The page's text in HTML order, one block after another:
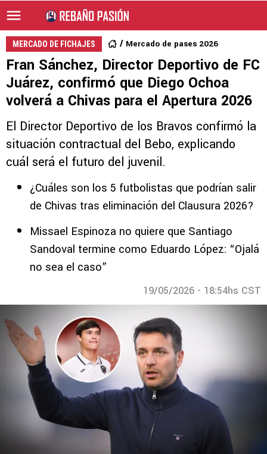
MERCADO DE FICHAJES Mercado de pases 2026
Fran Sánchez, Director Deportivo de FC
Juárez, confirmó que Diego Ochoa
volverá a Chivas para el Apertura 2026
El Director Deportivo de los Bravos confirmó la
situación contractual del Bebo, explicando
cuál será el futuro del juvenil.
¿Cuáles son los 5 futbolistas que podrían salir
de Chivas tras eliminación del Clausura 2026?
Missael Espinoza no quiere que Santiago
Sandoval termine como Eduardo López: “Ojalá
no sea el caso”
19/05/2026 - 18:54hs CST